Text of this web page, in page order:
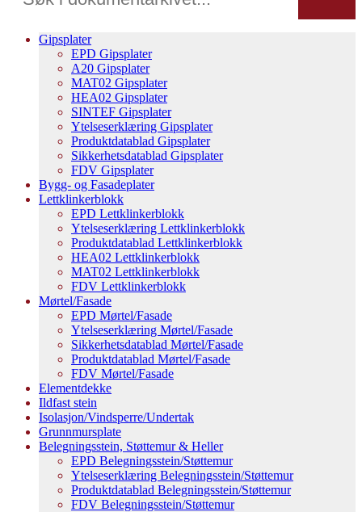
Gipsplater
EPD Gipsplater
A20 Gipsplater
MAT02 Gipsplater
HEA02 Gipsplater
SINTEF Gipsplater
Ytelseserklæring Gipsplater
Produktdatablad Gipsplater
Sikkerhetsdatablad Gipsplater
FDV Gipsplater
Bygg- og Fasadeplater
Lettklinkerblokk
EPD Lettklinkerblokk
Ytelseserklæring Lettklinkerblokk
Produktdatablad Lettklinkerblokk
HEA02 Lettklinkerblokk
MAT02 Lettklinkerblokk
FDV Lettklinkerblokk
Mørtel/Fasade
EPD Mørtel/Fasade
Ytelseserklæring Mørtel/Fasade
Sikkerhetsdatablad Mørtel/Fasade
Produktdatablad Mørtel/Fasade
FDV Mørtel/Fasade
Elementdekke
Ildfast stein
Isolasjon/Vindsperre/Undertak
Grunnmursplate
Belegningsstein, Støttemur & Heller
EPD Belegningsstein/Støttemur
Ytelseserklæring Belegningsstein/Støttemur
Produktdatablad Belegningsstein/Støttemur
FDV Belegningsstein/Støttemur